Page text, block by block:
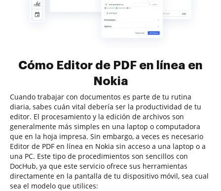
Cómo Editor de PDF en línea en
Nokia
Cuando trabajar con documentos es parte de tu rutina
diaria, sabes cuán vital debería ser la productividad de tu
editor. El procesamiento y la edición de archivos son
generalmente más simples en una laptop o computadora
que en la hoja impresa. Sin embargo, a veces es necesario
Editor de PDF en línea en Nokia sin acceso a una laptop o a
una PC. Este tipo de procedimientos son sencillos con
DocHub, ya que este servicio ofrece sus herramientas
directamente en la pantalla de tu dispositivo móvil, sea cual
sea el modelo que utilices: